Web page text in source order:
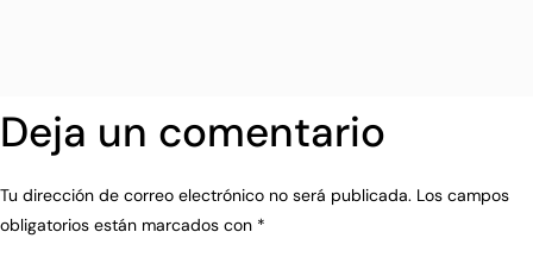
Deja un comentario
Tu dirección de correo electrónico no será publicada. Los campos
obligatorios están marcados con *